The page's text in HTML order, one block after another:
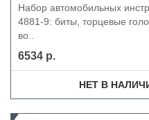
Набор автомобильных
4881-9: биты, торцевые
во..
6534 р.
НЕТ В